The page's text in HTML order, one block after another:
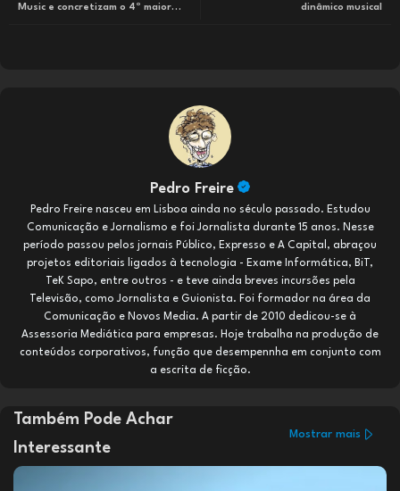
dinâmico musical
Music e concretizam o 4º maior
Pedro Freire
Pedro Freire nasceu em Lisboa ainda no século passado. Estudou
Comunicação e Jornalismo e foi Jornalista durante 15 anos. Nesse
período passou pelos jornais Público, Expresso e A Capital, abraçou
projetos editoriais ligados à tecnologia - Exame Informática, BiT,
TeK Sapo, entre outros - e teve ainda breves incursões pela
Televisão, como Jornalista e Guionista. Foi formador na área da
Comunicação e Novos Media. A partir de 2010 dedicou-se à
Assessoria Mediática para empresas. Hoje trabalha na produção de
conteúdos corporativos, função que desempennha em conjunto com
a escrita de ficção.
Também Pode Achar
Interessante
Mostrar mais